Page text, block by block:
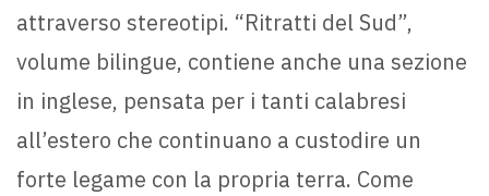
attraverso stereotipi. “Ritratti del Sud”,
volume bilingue, contiene anche una sezione
in inglese, pensata per i tanti calabresi
all’estero che continuano a custodire un
forte legame con la propria terra. Come